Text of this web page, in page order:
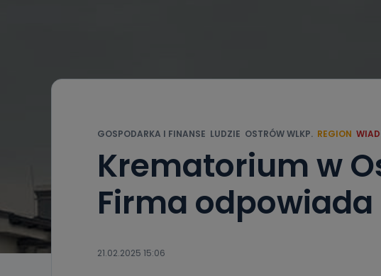
GOSPODARKA I FINANSE LUDZIE OSTRÓW WLKP. REGION
Krematorium w
Firma odpowiada
21.02.2025 15:06